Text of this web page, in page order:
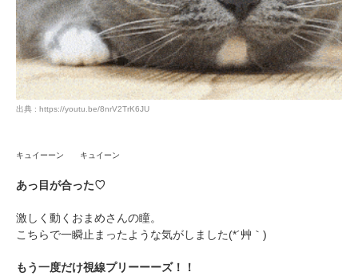
出典 : https://youtu.be/8nrV2TrK6JU
キュイーーン キュイーン
あっ目が合った♡
激しく動くおまめさんの瞳。
こちらで一瞬止まったような気がしました(*´艸｀)
もう一度だけ視線プリーーーズ！！